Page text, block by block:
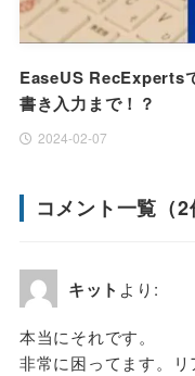
EaseUS RecExperts
書き入力まで！？
2024-02-07
コメント一覧（2
キット より:
本当にそれです。
非常に困ってます。